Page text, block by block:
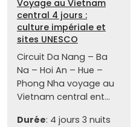
Voyage au Vietnam
central 4 jours :
culture impériale et
sites UNESCO
Circuit Da Nang – Ba
Na – Hoi An – Hue –
Phong Nha voyage au
Vietnam central ent...
Durée: 4 jours 3 nuits